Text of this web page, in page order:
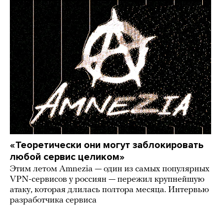
«Теоретически они могут заблокировать
любой сервис целиком»
Этим летом Amnezia — один из самых популярных
VPN-сервисов у россиян — пережил крупнейшую
атаку, которая длилась полтора месяца. Интервью
разработчика сервиса